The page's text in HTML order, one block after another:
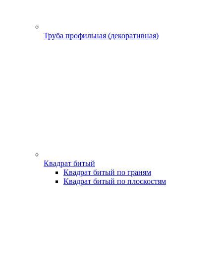
Труба профильная (декоративная)
Квадрат битый
Квадрат битый по граням
Квадрат битый по плоскостям